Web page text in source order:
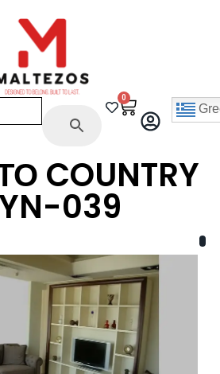
0
COUNTRY
039